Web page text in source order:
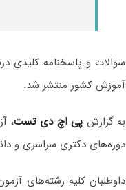
آموزش کشور منتشر شد.
به گزارش پی اچ دی تست
دوره‌های دکتری سراسری و
داوطلبان کلیه رشته‌های